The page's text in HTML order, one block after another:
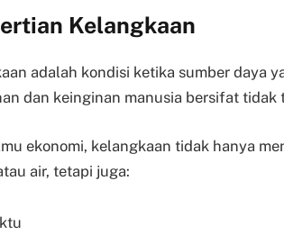
Kelangkaan
adalah kondisi ketika sumber daya
dan keinginan manusia bersifat tidak
ekonomi, kelangkaan tidak hanya
air, tetapi juga: